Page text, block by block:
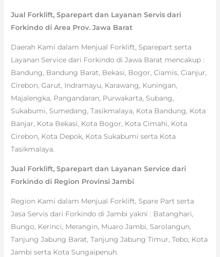
Jual Forklift, Sparepart dan Layanan Servis dari
Forkindo di Area Prov. Jawa Barat
Daerah Kami dalam Menjual Forklift, Sparepart serta
Layanan Service dari Forkindo di Jawa Barat mencakup :
Bandung, Bandung Barat, Bekasi, Bogor, Ciamis, Cianjur,
Cirebon, Garut, Indramayu, Karawang, Kuningan,
Majalengka, Pangandaran, Purwakarta, Subang,
Sukabumi, Sumedang, Tasikmalaya, Kota Bandung, Kota
Banjar, Kota Bekasi, Kota Bogor, Kota Cimahi, Kota
Cirebon, Kota Depok, Kota Sukabumi serta Kota
Tasikmalaya.
Jual Forklift, Sparepart dan Layanan Service dari
Forkindo di Region Provinsi Jambi
Region Kami dalam Menjual Forklift, Spare Part serta
Jasa Servis dari Forkindo di Jambi yakni : Batanghari,
Bungo, Kerinci, Merangin, Muaro Jambi, Sarolangun,
Tanjung Jabung Barat, Tanjung Jabung Timur, Tebo, Kota
Jambi serta Kota Sungaipenuh.